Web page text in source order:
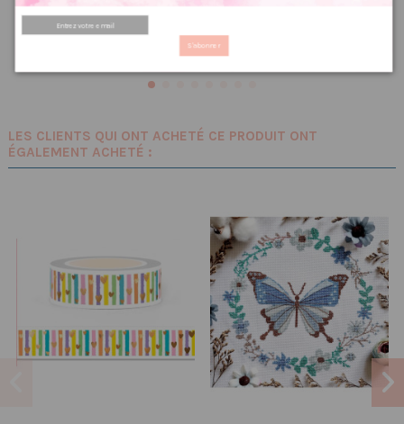
7,00 €
PRIX VIP👑
7,00 €
LES CLIENTS QUI ONT ACHETÉ CE PRODUIT ONT
ÉGALEMENT ACHETÉ :
S'abonner